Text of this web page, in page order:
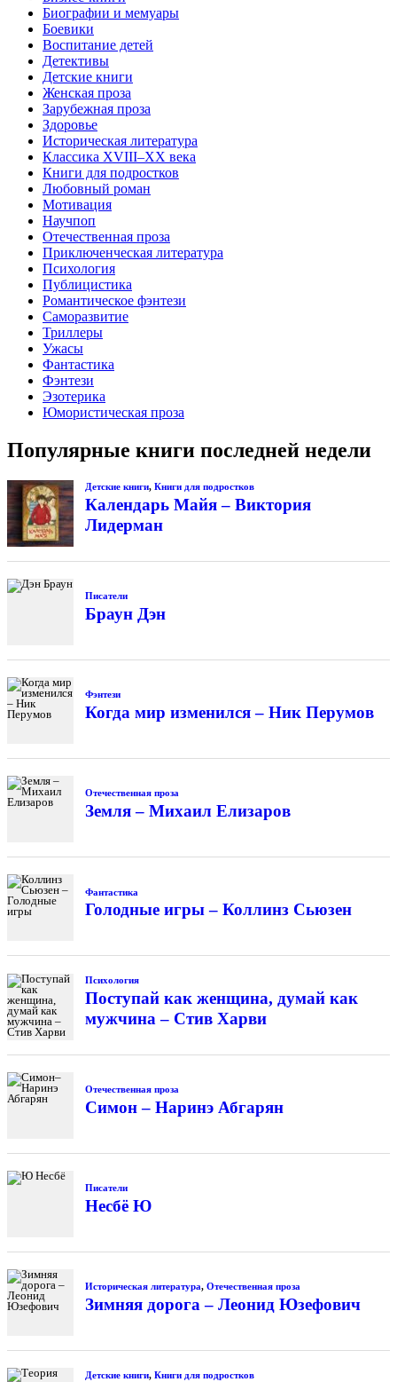
Биографии и мемуары
Боевики
Воспитание детей
Детективы
Детские книги
Женская проза
Зарубежная проза
Здоровье
Историческая литература
Классика XVIII–XX века
Книги для подростков
Любовный роман
Мотивация
Научпоп
Отечественная проза
Приключенческая литература
Психология
Публицистика
Романтическое фэнтези
Саморазвитие
Триллеры
Ужасы
Фантастика
Фэнтези
Эзотерика
Юмористическая проза
Популярные книги последней недели
Детские книги, Книги для подростков
Календарь Майя – Виктория
Лидерман
Писатели
Браун Дэн
Фэнтези
Когда мир изменился – Ник Перумов
Отечественная проза
Земля – Михаил Елизаров
Фантастика
Голодные игры – Коллинз Сьюзен
Психология
Поступай как женщина, думай как
мужчина – Стив Харви
Отечественная проза
Симон – Наринэ Абгарян
Писатели
Несбё Ю
Историческая литература, Отечественная проза
Зимняя дорога – Леонид Юзефович
Детские книги, Книги для подростков